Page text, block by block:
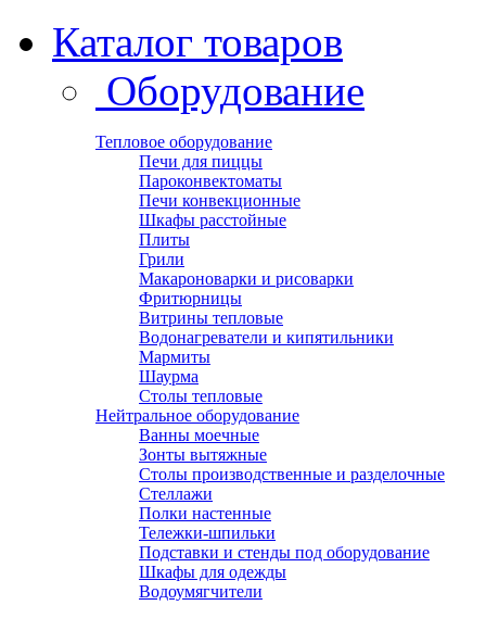
Каталог товаров
Оборудование
Тепловое оборудование
Печи для пиццы
Пароконвектоматы
Печи конвекционные
Шкафы расстойные
Плиты
Грили
Макароноварки и рисоварки
Фритюрницы
Витрины тепловые
Водонагреватели и кипятильники
Мармиты
Шаурма
Столы тепловые
Нейтральное оборудование
Ванны моечные
Зонты вытяжные
Столы производственные и разделочные
Стеллажи
Полки настенные
Тележки-шпильки
Подставки и стенды под оборудование
Шкафы для одежды
Водоумягчители